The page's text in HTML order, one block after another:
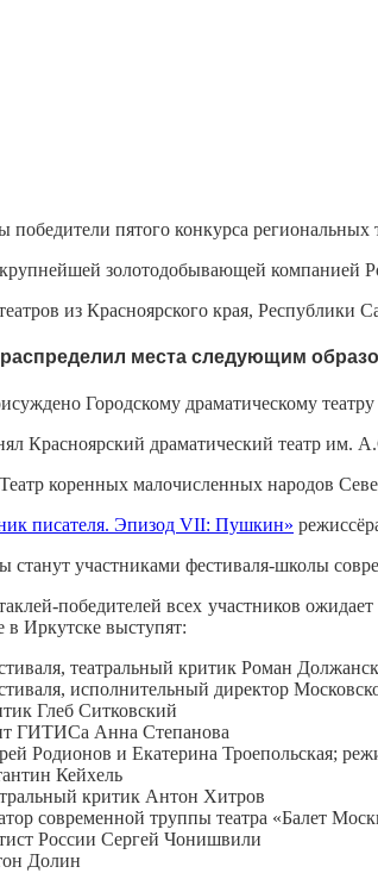
победители пятого конкурса региональных
крупнейшей золотодобывающей компанией
из Красноярского края, Республики
места следующим
Городскому драматическому
Красноярский драматический театр
коренных малочисленных народов
писателя. Эпизод VII: Пушкин»
станут участниками фестиваля-школы
победителей всех участников
в Иркутске выступят:
театральный критик Роман
исполнительный директор
Глеб Ситковский
ГИТИСа Анна Степанова
Родионов и Екатерина Троепольская;
Кейхель
критик Антон Хитров
современной труппы театра «Балет
России Сергей Чонишвили
Долин